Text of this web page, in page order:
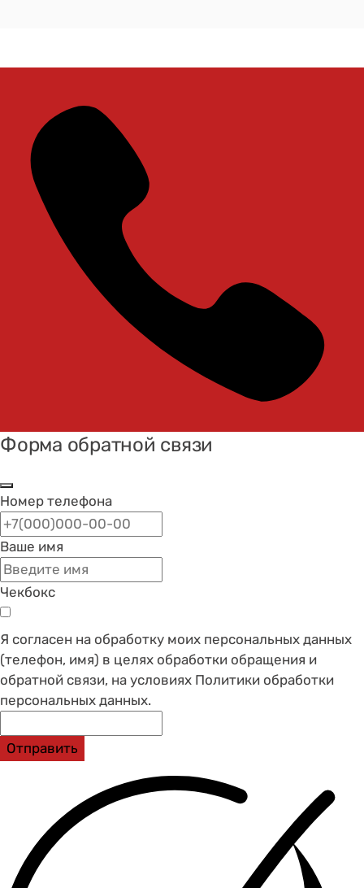
Форма обратной связи
Номер телефона
Ваше имя
Чекбокс
Я согласен на обработку моих персональных данных
(телефон, имя) в целях обработки обращения и
обратной связи, на условиях Политики обработки
персональных данных.
Отправить